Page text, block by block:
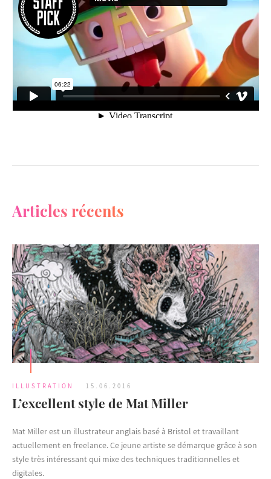
Articles récents
ILLUSTRATION 15.06.2016
L’excellent style de Mat Miller
Mat Miller est un illustrateur anglais basé à Bristol et travaillant
actuellement en freelance. Ce jeune artiste se démarque grâce à son
style très intéressant qui mixe des techniques traditionnelles et
digitales.